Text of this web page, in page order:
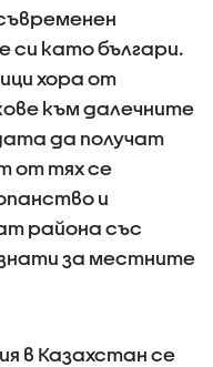
си като българи.
хора от
към далечните
да получат
от тях се
и
района със
за местните
в Казахстан се